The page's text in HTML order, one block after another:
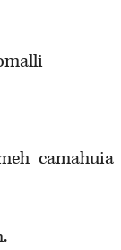
camahuia